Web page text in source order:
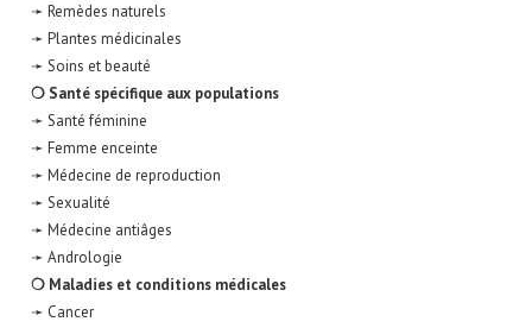
➛ Remèdes naturels
➛ Plantes médicinales
➛ Soins et beauté
❍ Santé spécifique aux populations
➛ Santé féminine
➛ Femme enceinte
➛ Médecine de reproduction
➛ Sexualité
➛ Médecine antiâges
➛ Andrologie
❍ Maladies et conditions médicales
➛ Cancer